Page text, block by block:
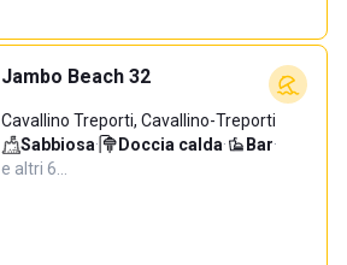
Jambo Beach 32
Cavallino Treporti, Cavallino-Treporti
Sabbiosa· Doccia calda· Bar·
e altri 6…